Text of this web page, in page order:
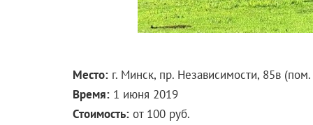
Место:г. Минск, пр. Независимости, 85в
Время:1 июня 2019
Стоимость:от 100 руб.